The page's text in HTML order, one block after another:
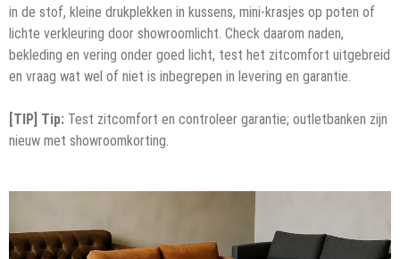
in de stof, kleine drukplekken in kussens, mini-krasjes op poten of
lichte verkleuring door showroomlicht. Check daarom naden,
bekleding en vering onder goed licht, test het zitcomfort uitgebreid
en vraag wat wel of niet is inbegrepen in levering en garantie.
[TIP] Tip: Test zitcomfort en controleer garantie; outletbanken zijn
nieuw met showroomkorting.